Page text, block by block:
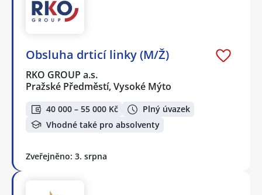
Obsluha drticí linky (M/Ž)
RKO GROUP a.s.
Pražské Předměstí, Vysoké Mýto
40 000 – 55 000 Kč
Plný úvazek
Vhodné také pro absolventy
Zveřejněno: 3. srpna